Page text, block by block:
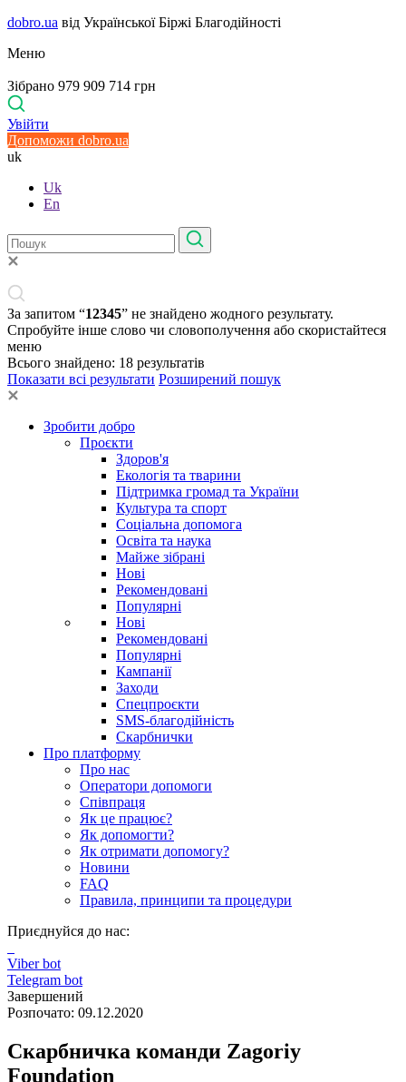
dobro.ua від Української Біржі Благодійності
Меню
Зібрано 979 909 714 грн
Увійти
Допоможи dobro.ua
uk
Uk
En
За запитом “12345” не знайдено жодного результату.
Спробуйте інше слово чи словополучення або скористайтеся
меню
Всього знайдено: 18 результатів
Показати всі результати Розширений пошук
Зробити добро
Проєкти
Здоров'я
Екологія та тварини
Підтримка громад та України
Культура та спорт
Соціальна допомога
Освіта та наука
Майже зібрані
Нові
Рекомендовані
Популярні
Нові
Рекомендовані
Популярні
Кампанії
Заходи
Спецпроєкти
SMS-благодійність
Скарбнички
Про платформу
Про нас
Оператори допомоги
Співпраця
Як це працює?
Як допомогти?
Як отримати допомогу?
Новини
FAQ
Правила, принципи та процедури
Приєднуйся до нас:
Viber bot
Telegram bot
Завершений
Розпочато: 09.12.2020
Скарбничка команди Zagoriy
Foundation